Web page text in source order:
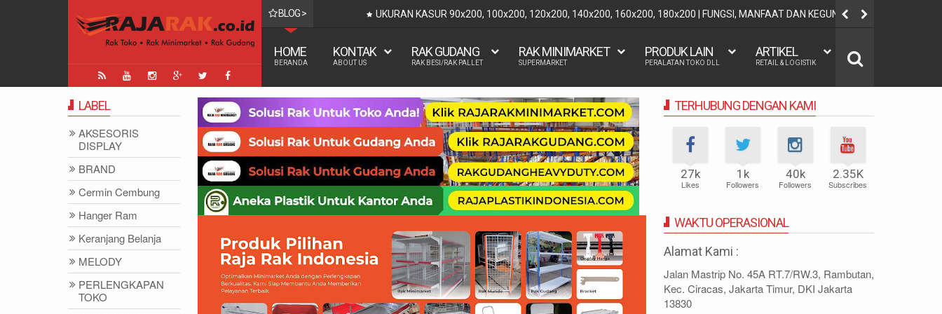
BLOG > UKURAN KASUR 90x200, 100x200, 120x200, 140x200, 160x200, 180x200 | FUNGSI, MANFAAT DAN KEGUNAAN
HOME
BERANDA
KONTAK
ABOUT US
RAK GUDANG
RAK BESI/RAK PALLET
RAK MINIMARKET
SUPERMARKET
PRODUK LAIN
PERALATAN TOKO DLL
ARTIKEL
RETAIL & LOGISTIK
TERHUBUNG DENGAN KAMI
27k
Likes
1k
Followers
40k
Followers
2.35K
Subscribes
WAKTU OPERASIONAL
Alamat Kami :
Jalan Mastrip No. 45A RT.7/RW.3, Rambutan,
Kec. Ciracas, Jakarta Timur, DKI Jakarta
13830
LABEL
AKSESORIS
DISPLAY
BRAND
Cermin Cembung
Hanger Ram
Keranjang Belanja
MELODY
PERLENGKAPAN
TOKO